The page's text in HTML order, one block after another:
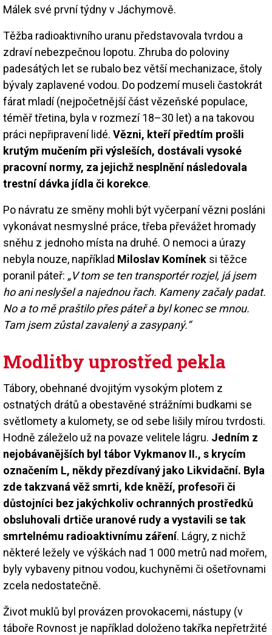
Málek své první týdny v Jáchymově.
Těžba radioaktivního uranu představovala tvrdou a
zdraví nebezpečnou lopotu. Zhruba do poloviny
padesátých let se rubalo bez větší mechanizace, štoly
bývaly zaplavené vodou. Do podzemí museli častokrát
fárat mladí (nejpočetnější část vězeňské populace,
téměř třetina, byla v rozmezí 18–30 let) a na takovou
práci nepřipravení lidé. Vězni, kteří předtím prošli
krutým mučením při výsleších, dostávali vysoké
pracovní normy, za jejichž nesplnění následovala
trestní dávka jídla či korekce.
Po návratu ze směny mohli být vyčerpaní vězni posláni
vykonávat nesmyslné práce, třeba převážet hromady
sněhu z jednoho místa na druhé. O nemoci a úrazy
nebyla nouze, například Miloslav Komínek si těžce
poranil páteř: „V tom se ten transportér rozjel, já jsem
ho ani neslyšel a najednou řach. Kameny začaly padat.
No a to mě praštilo přes páteř a byl konec se mnou.
Tam jsem zůstal zavalený a zasypaný.“
Modlitby uprostřed pekla
Tábory, obehnané dvojitým vysokým plotem z
ostnatých drátů a obestavěné strážními budkami se
světlomety a kulomety, se od sebe lišily mírou tvrdosti.
Hodně záleželo už na povaze velitele lágru. Jedním z
nejobávanějších byl tábor Vykmanov II., s krycím
označením L, někdy přezdívaný jako Likvidační. Byla
zde takzvaná věž smrti, kde kněží, profesoři či
důstojníci bez jakýchkoliv ochranných prostředků
obsluhovali drtiče uranové rudy a vystavili se tak
smrtelnému radioaktivnímu záření. Lágry, z nichž
některé ležely ve výškách nad 1 000 metrů nad mořem,
byly vybaveny pitnou vodou, kuchyněmi či ošetřovnami
zcela nedostatečně.
Život muklů byl provázen provokacemi, nástupy (v
táboře Rovnost je například doloženo takřka nepřetržité